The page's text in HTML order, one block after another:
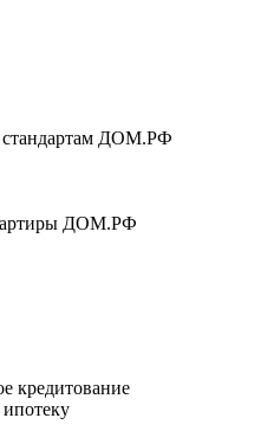
стандартам ДОМ.РФ
ДОМ.РФ
кредитование